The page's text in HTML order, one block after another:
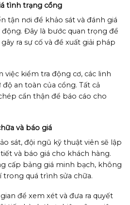
tình trạng cổng
tận nơi để khảo sát và đánh giá
Đây là bước quan trọng để
ra sự cố và đề xuất giải pháp
việc kiểm tra động cơ, các linh
an toàn của cổng. Tất cả
cẩn thận để báo cáo cho
và báo giá
sát, đội ngũ kỹ thuật viên sẽ lập
và báo giá cho khách hàng.
cấp bảng giá minh bạch, không
quá trình sửa chữa.
để xem xét và đưa ra quyết